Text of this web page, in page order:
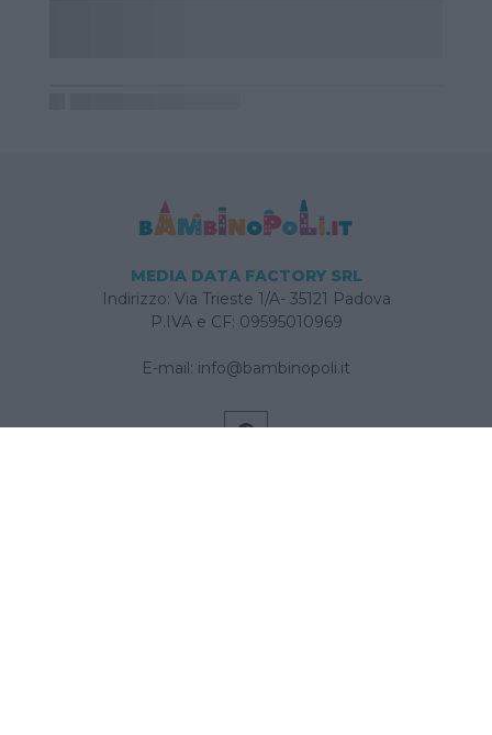
MEDIA DATA FACTORY SRL
Indirizzo: Via Trieste 1/A- 35121 Padova
P.IVA e CF: 09595010969
E-mail: info@bambinopoli.it